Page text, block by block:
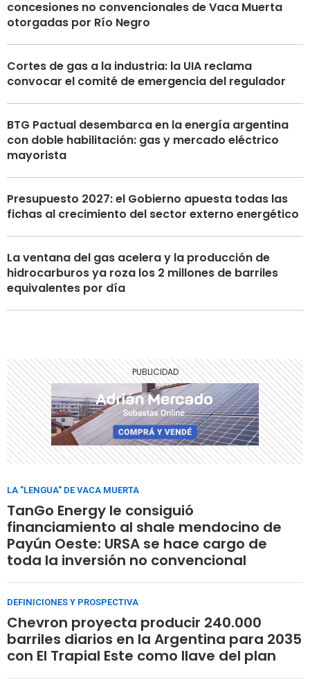
concesiones no convencionales de Vaca Muerta
otorgadas por Río Negro
Cortes de gas a la industria: la UIA reclama
convocar el comité de emergencia del regulador
BTG Pactual desembarca en la energía argentina
con doble habilitación: gas y mercado eléctrico
mayorista
Presupuesto 2027: el Gobierno apuesta todas las
fichas al crecimiento del sector externo energético
La ventana del gas acelera y la producción de
hidrocarburos ya roza los 2 millones de barriles
equivalentes por día
LA "LENGUA" DE VACA MUERTA
TanGo Energy le consiguió
financiamiento al shale mendocino de
Payún Oeste: URSA se hace cargo de
toda la inversión no convencional
DEFINICIONES Y PROSPECTIVA
Chevron proyecta producir 240.000
barriles diarios en la Argentina para 2035
con El Trapial Este como llave del plan